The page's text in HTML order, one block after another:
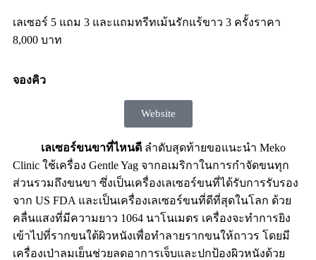
เลเซอร์ 5 แถม 3 และแถมทรีทเม้นรักแร้ขาว 3 ครั้งราคา
8,000 บาท
จองคิว
Website
เลเซอร์ขนขาที่ไหนดี ลำดับสุดท้ายขอแนะนำ Meko
Clinic ใช้เครื่อง Gentle Yag จากอเมริกาในการกำจัดขนทุก
ส่วนรวมถึงขนขา ซึ่งเป็นเครื่องเลเซอร์ขนที่ได้รับการรับรอง
จาก US FDA และเป็นเครื่องเลเซอร์ขนที่ดีที่สุดในโลก ด้วย
คลื่นแสงที่มีความยาว 1064 นาโนเมตร เครื่องจะทำการยิง
เข้าไปที่รากขนใต้ผิวหนังเพื่อทำลายรากขนให้ถาวร โดยมี
เครื่องเป่าลมเย็นช่วยลดอาการเจ็บและปกป้องผิวหนังด้วย